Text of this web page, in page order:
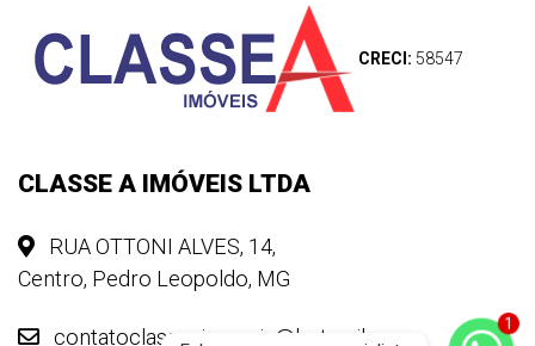
CRECI: 58547
CLASSE A IMÓVEIS LTDA
RUA OTTONI ALVES, 14,
Centro, Pedro Leopoldo, MG
contatoclasseaimoveis@hotmail.com